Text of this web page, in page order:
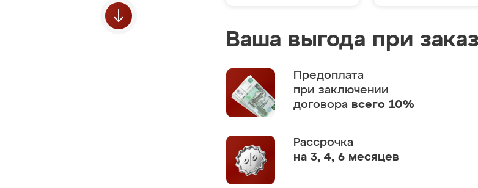
Ваша выгода при
Предоплата
при заключении
договора всего 10%
Рассрочка
на 3, 4, 6 месяцев